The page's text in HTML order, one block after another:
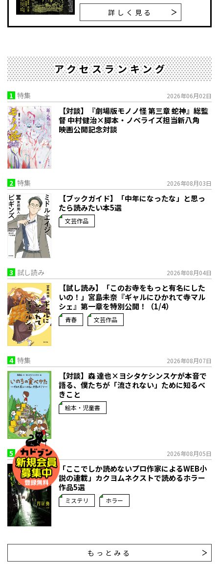
詳しく見る
アクセスランキング
1 特集 2026年06月02日
【対談】『劇場版モノノ怪 第三章 蛇神』総監
督 中村健治×脚本・ノベライズ担当新八角
映画公開記念対談
2 特集 2026年08月03日
【ブックガイド】「中年になったな」と思っ
たら読みたい本5選
文芸作品
3 試し読み 2026年08月04日
【試し読み】「このお寺をもっと有名にした
いの！」宮島未奈『ギャルにひかれて寺マル
シェ』第一章を特別公開！（1/4）
青春 文芸作品
4 特集 2026年08月07日
【対談】森 達也×ヨシタケシンスケが本音で
語る、僕たちが「流されない」ために知るべ
きこと
絵本・児童書
5 特集 2026年08月05日
「ここでしか読めないプロ作家によるWEB小
説の連載」――カクヨムネクストで読めるホラー
作品5選
ミステリ ホラー
もっとみる